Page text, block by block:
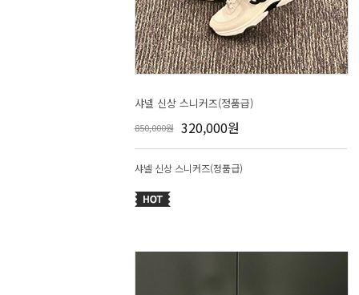
샤넬 신상 스니커즈(정품급)
850,000원 320,000원
샤넬 신상 스니커즈(정품급)